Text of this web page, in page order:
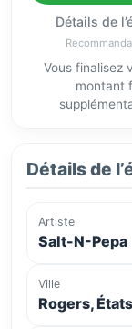
Détails de
Vous finalisez
montant
Détails de
Artiste
Salt-N-Pepa
Ville
Rogers,